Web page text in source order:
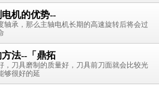
机的优势--
轴承，那么主轴电机长期的高速旋转后将会过
法--「鼎拓
，刀具磨制的质量好，刀具前刀面就会比较光
够很好的延